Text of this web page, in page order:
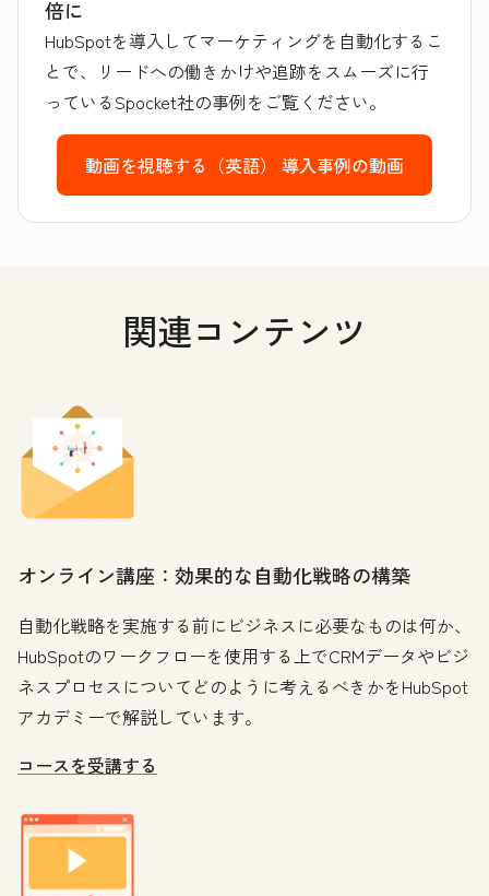
倍に
HubSpotを導入してマーケティングを自動化するこ
とで、リードへの働きかけや追跡をスムーズに行
っているSpocket社の事例をご覧ください。
動画を視聴する（英語） 導入事例の動画
関連コンテンツ
オンライン講座：効果的な自動化戦略の構築
自動化戦略を実施する前にビジネスに必要なものは何か、
HubSpotのワークフローを使用する上でCRMデータやビジ
ネスプロセスについてどのように考えるべきかをHubSpot
アカデミーで解説しています。
コースを受講する